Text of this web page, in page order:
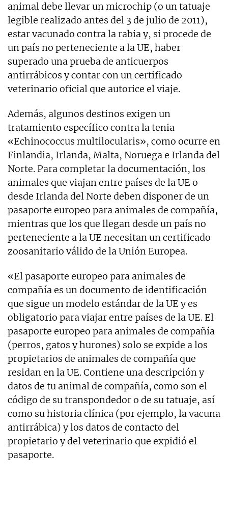
animal debe llevar un microchip (o un tatuaje
legible realizado antes del 3 de julio de 2011),
estar vacunado contra la rabia y, si procede de
un país no perteneciente a la UE, haber
superado una prueba de anticuerpos
antirrábicos y contar con un certificado
veterinario oficial que autorice el viaje.
Además, algunos destinos exigen un
tratamiento específico contra la tenia
«Echinococcus multilocularis», como ocurre en
Finlandia, Irlanda, Malta, Noruega e Irlanda del
Norte. Para completar la documentación, los
animales que viajan entre países de la UE o
desde Irlanda del Norte deben disponer de un
pasaporte europeo para animales de compañía,
mientras que los que llegan desde un país no
perteneciente a la UE necesitan un certificado
zoosanitario válido de la Unión Europea.
«El pasaporte europeo para animales de
compañía es un documento de identificación
que sigue un modelo estándar de la UE y es
obligatorio para viajar entre países de la UE. El
pasaporte europeo para animales de compañía
(perros, gatos y hurones) solo se expide a los
propietarios de animales de compañía que
residan en la UE. Contiene una descripción y
datos de tu animal de compañía, como son el
código de su transpondedor o de su tatuaje, así
como su historia clínica (por ejemplo, la vacuna
antirrábica) y los datos de contacto del
propietario y del veterinario que expidió el
pasaporte.